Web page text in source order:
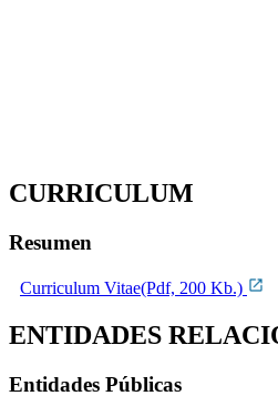
CURRICULUM
Resumen
Curriculum Vitae(Pdf, 200 Kb.)
ENTIDADES
Entidades Públicas